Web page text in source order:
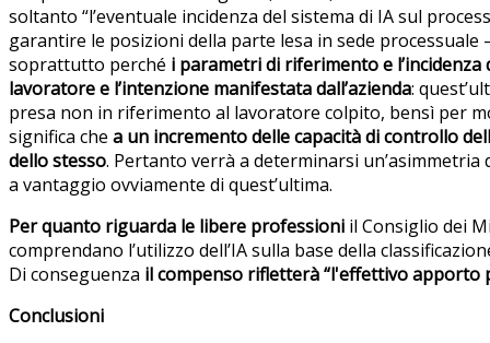
soltanto “l’eventuale incidenza del sistema di IA sul
garantire le posizioni della parte lesa in sede
soprattutto perché i parametri di riferimento e
lavoratore e l’intenzione manifestata dall’azienda:
presa non in riferimento al lavoratore colpito, bensì per
significa che a un incremento delle capacità di controllo
dello stesso. Pertanto verrà a determinarsi
a vantaggio ovviamente di quest’ultima.
Per quanto riguarda le libere professioni il Consiglio dei
comprendano l’utilizzo dell’IA sulla base della
Di conseguenza il compenso rifletterà “l'effettivo apporto
Conclusioni